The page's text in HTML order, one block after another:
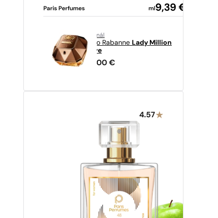
Paris Perfumes ml9,39 €
originál
Paco Rabanne Lady Million
Prive
89,00 €
4.57